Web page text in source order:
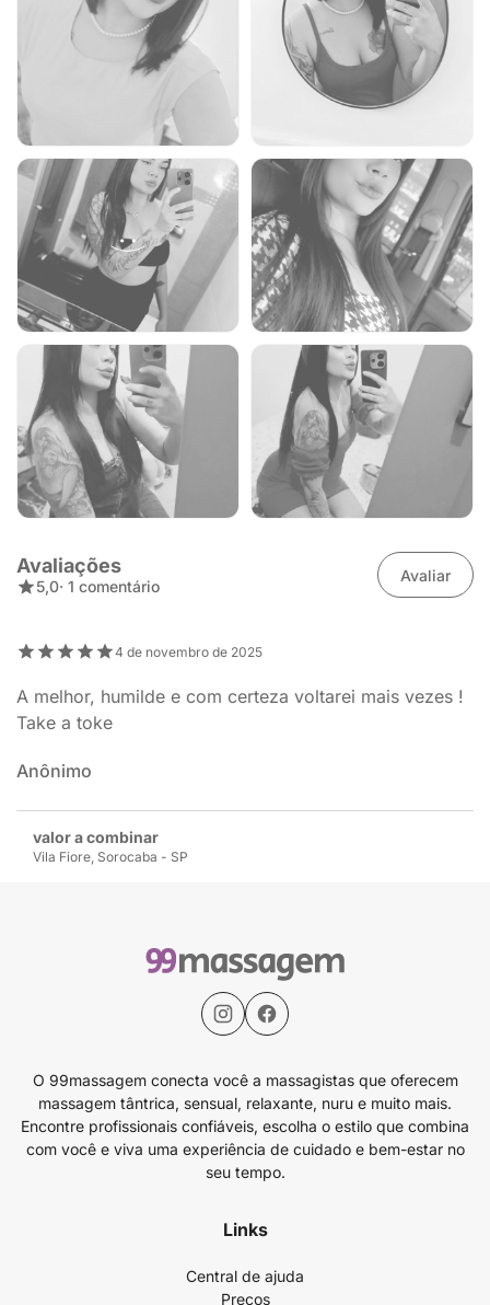
valor a combinar
Vila Fiore, Sorocaba - SP
Avaliações
5,0· 1 comentário
Avaliar
4 de novembro de 2025
A melhor, humilde e com certeza voltarei mais vezes !
Take a toke
Anônimo
O 99massagem conecta você a massagistas que oferecem
massagem tântrica, sensual, relaxante, nuru e muito mais.
Encontre profissionais confiáveis, escolha o estilo que combina
com você e viva uma experiência de cuidado e bem-estar no
seu tempo.
Links
Central de ajuda
Preços